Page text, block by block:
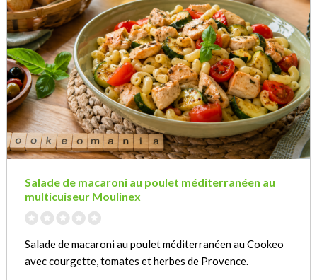
Salade de macaroni au poulet méditerranéen au
multicuiseur Moulinex
Salade de macaroni au poulet méditerranéen au Cookeo
avec courgette, tomates et herbes de Provence.